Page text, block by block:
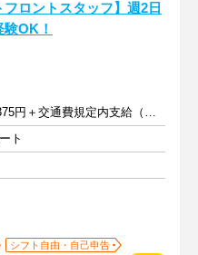
フロントスタッフ】週2日
験OK！
時給1100円～1375円＋交通費規定内支給（条件・詳細は面接にて）
ト
シフト自由・自己申告